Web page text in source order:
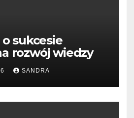
sukcesie
rozwój wiedzy
SANDRA